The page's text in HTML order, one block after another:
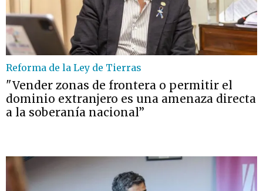
Reforma de la Ley de Tierras
"Vender zonas de frontera o permitir el
dominio extranjero es una amenaza directa
a la soberanía nacional”